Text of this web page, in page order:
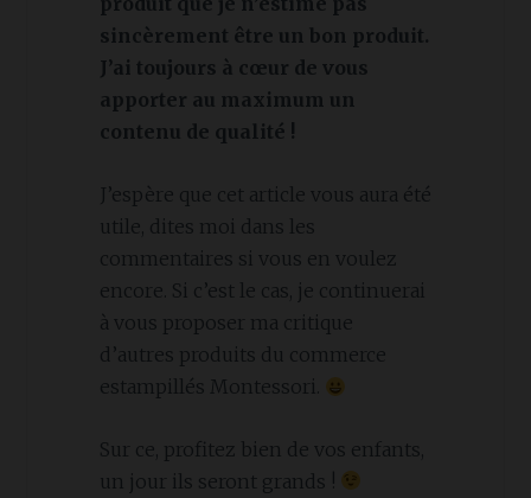
sincèrement être un bon produit.
J’ai toujours à cœur de vous
apporter au maximum un
contenu de qualité !
J’espère que cet article vous aura été
utile, dites moi dans les
commentaires si vous en voulez
encore. Si c’est le cas, je continuerai
à vous proposer ma critique
d’autres produits du commerce
estampillés Montessori.
Sur ce, profitez bien de vos enfants,
un jour ils seront grands !